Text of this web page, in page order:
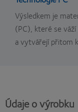
Výsledkem je
(PC), které se
a vytvářejí přitom
Údaje o výrobku